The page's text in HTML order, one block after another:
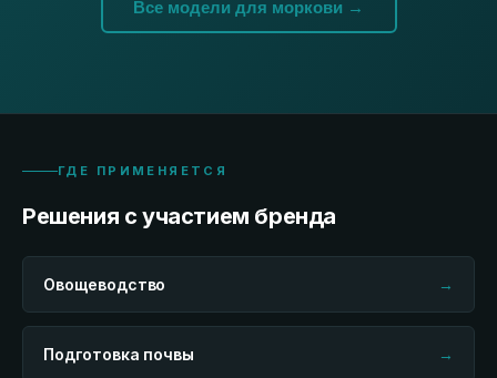
Все модели для моркови →
ГДЕ ПРИМЕНЯЕТСЯ
Решения с участием бренда
Овощеводство →
Подготовка почвы →